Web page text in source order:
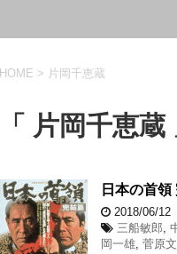
HOME > 片岡千恵蔵
「 片岡千恵
日本の首領
2018/06/12
三船敏郎,
岡一雄, 菅原